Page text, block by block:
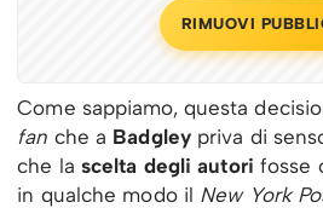
RIMUOVI
Come sappiamo, questa
fan che a Badgleypriva di
che la scelta degli autori fosse
in qualche modo il New York